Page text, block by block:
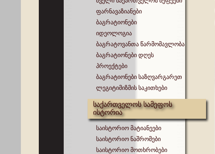
ფარნავაზიანები
ბაგრატიონები
იდეოლოგია
ბაგრატოვანთა წარმომავლობა
ბაგრატიონები დღეს
პროექტები
ბაგრატიონები საზღვარგარეთ
ლეგიტიმიზმის საკითხები
საქართველოს სამეფოს
ისტორია
საისტორიო მატიანეები
საისტორიო ნაშრომები
საისტორიო მოთხრობები